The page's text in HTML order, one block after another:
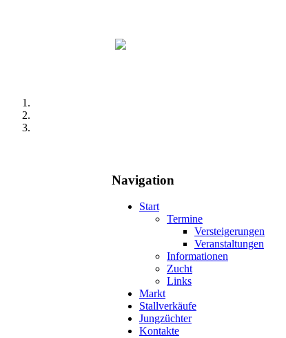
Navigation
Start
Termine
Versteigerungen
Veranstaltungen
Informationen
Zucht
Links
Markt
Stallverkäufe
Jungzüchter
Kontakte